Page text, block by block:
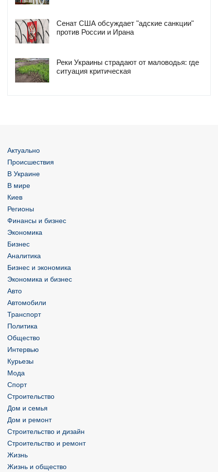
Сенат США обсуждает "адские санкции"
против России и Ирана
Реки Украины страдают от маловодья: где
ситуация критическая
Актуально
Происшествия
В Украине
В мире
Киев
Регионы
Финансы и бизнес
Экономика
Бизнес
Аналитика
Бизнес и экономика
Экономика и бизнес
Авто
Автомобили
Транспорт
Политика
Общество
Интервью
Курьезы
Мода
Спорт
Строительство
Дом и семья
Дом и ремонт
Строительство и дизайн
Строительство и ремонт
Жизнь
Жизнь и общество